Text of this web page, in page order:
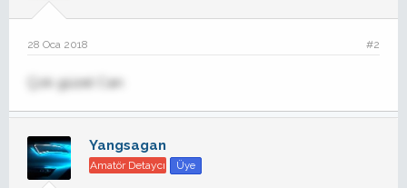
28 Oca 2018 #2
Çok güzel Can
Yangsagan
Amatör Detaycı Üye